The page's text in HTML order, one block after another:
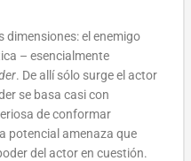
dimensiones: el enemigo
– esencialmente
. De allí sólo surge el actor
se basa casi con
de conformar
potencial amenaza que
del actor en cuestión.